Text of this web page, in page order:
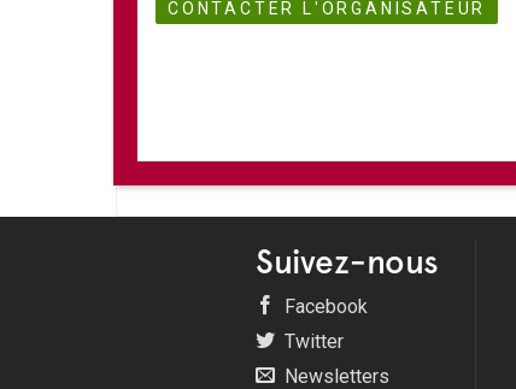
Suivez-nous
Facebook
Twitter
Newsletters